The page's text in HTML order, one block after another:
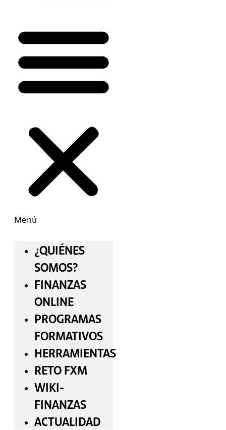
Menú
¿QUIÉNES
SOMOS?
FINANZAS
ONLINE
PROGRAMAS
FORMATIVOS
HERRAMIENTAS
RETO FXM
WIKI-
FINANZAS
ACTUALIDAD